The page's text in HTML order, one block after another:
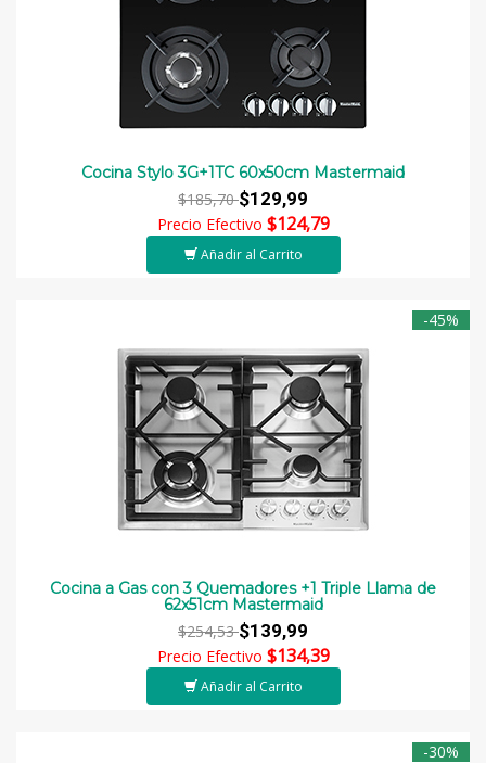
Cocina Stylo 3G+1TC 60x50cm Mastermaid
$185,70$129,99
Precio Efectivo $124,79
Añadir al Carrito
-45%
Cocina a Gas con 3 Quemadores +1 Triple Llama de
62x51cm Mastermaid
$254,53$139,99
Precio Efectivo $134,39
Añadir al Carrito
-30%